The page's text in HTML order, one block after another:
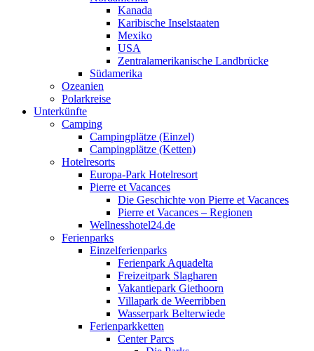
Kanada
Karibische Inselstaaten
Mexiko
USA
Zentralamerikanische Landbrücke
Südamerika
Ozeanien
Polarkreise
Unterkünfte
Camping
Campingplätze (Einzel)
Campingplätze (Ketten)
Hotelresorts
Europa-Park Hotelresort
Pierre et Vacances
Die Geschichte von Pierre et Vacances
Pierre et Vacances – Regionen
Wellnesshotel24.de
Ferienparks
Einzelferienparks
Ferienpark Aquadelta
Freizeitpark Slagharen
Vakantiepark Giethoorn
Villapark de Weerribben
Wasserpark Belterwiede
Ferienparkketten
Center Parcs